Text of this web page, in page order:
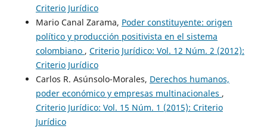
Criterio Jurídico
Mario Canal Zarama, Poder constituyente: origen
político y producción positivista en el sistema
colombiano , Criterio Jurídico: Vol. 12 Núm. 2 (2012):
Criterio Jurídico
Carlos R. Asúnsolo-Morales, Derechos humanos,
poder económico y empresas multinacionales ,
Criterio Jurídico: Vol. 15 Núm. 1 (2015): Criterio
Jurídico